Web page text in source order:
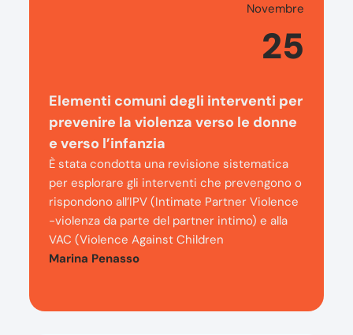
Novembre
25
Elementi comuni degli interventi per
prevenire la violenza verso le donne
e verso l’infanzia
È stata condotta una revisione sistematica
per esplorare gli interventi che prevengono o
rispondono all’IPV (Intimate Partner Violence
-violenza da parte del partner intimo) e alla
VAC (Violence Against Children
Marina Penasso